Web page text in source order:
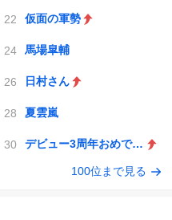
仮面の軍勢
馬場皐輔
日村さん
夏雲嵐
デビュー3周年おめでとう
100位まで見る